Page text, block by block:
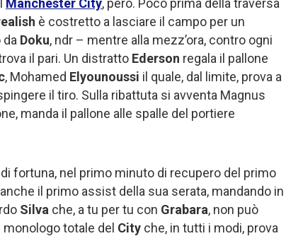
Manchester City, però. Poco prima della traversa
è costretto a lasciare il campo per un
Doku, ndr – mentre alla mezz’ora, contro ogni
il pari. Un distratto Ederson regala il pallone
, Mohamed Elyounoussi il quale, dal limite, prova a
il tiro. Sulla ribattuta si avventa Magnus
manda il pallone alle spalle del portiere
fortuna, nel primo minuto di recupero del primo
il primo assist della sua serata, mandando in
Silva che, a tu per tu con Grabara, non può
monologo totale del City che, in tutti i modi, prova